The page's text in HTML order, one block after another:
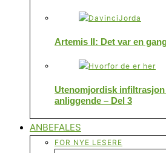
Artemis II: Det var en
Utenomjordisk
anliggende – Del 3
ANBEFALES
FOR NYE LESERE